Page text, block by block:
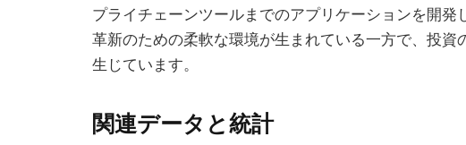
プライチェーンツールまでのアプリケーションを開
革新のための柔軟な環境が生まれている一方で、投
生じています。
関連データと統計